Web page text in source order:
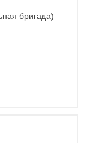
бригада)